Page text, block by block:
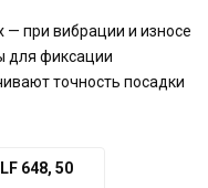
— при вибрации и износе
для фиксации
точность посадки